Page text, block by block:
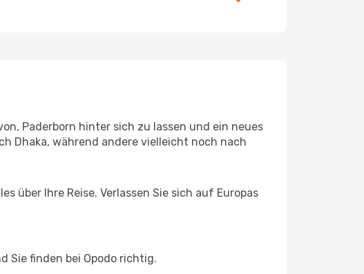
Paderborn hinter sich zu lassen und ein neues
Dhaka, während andere vielleicht noch nach
über Ihre Reise. Verlassen Sie sich auf Europas
Sie finden bei Opodo richtig.